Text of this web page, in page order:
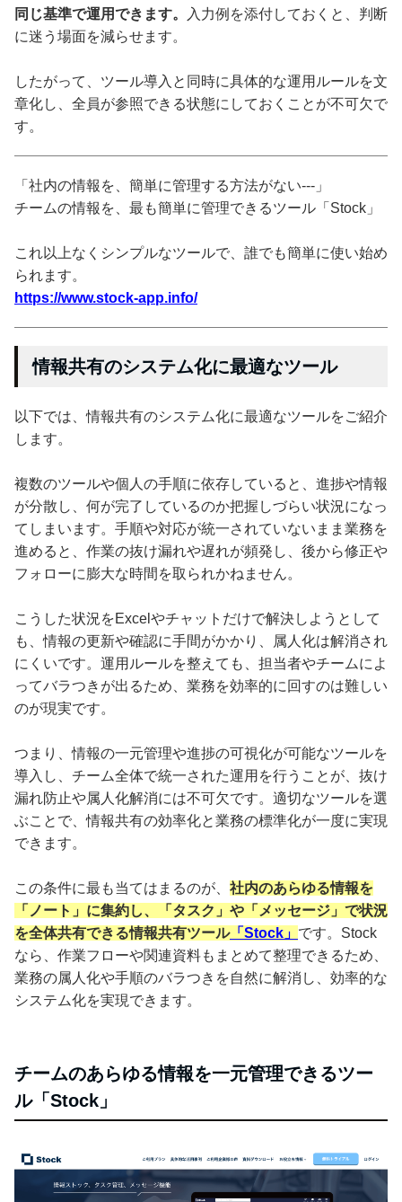
同じ基準で運用できます。
入力例を添付しておくと、判断
に迷う場面を減らせます。
したがって、ツール導入と同時に具体的な運用ルールを文
章化し、全員が参照できる状態にしておくことが不可欠で
す。
「社内の情報を、簡単に管理する方法がない---」
チームの情報を、最も簡単に管理できるツール「Stock」
これ以上なくシンプルなツールで、誰でも簡単に使い始め
られます。
https://www.stock-app.info/
情報共有のシステム化に最適なツール
以下では、情報共有のシステム化に最適なツールをご紹介
します。
複数のツールや個人の手順に依存していると、進捗や情報
が分散し、何が完了しているのか把握しづらい状況になっ
てしまいます。手順や対応が統一されていないまま業務を
進めると、作業の抜け漏れや遅れが頻発し、後から修正や
フォローに膨大な時間を取られかねません。
こうした状況をExcelやチャットだけで解決しようとして
も、情報の更新や確認に手間がかかり、属人化は解消され
にくいです。運用ルールを整えても、担当者やチームによ
ってバラつきが出るため、業務を効率的に回すのは難しい
のが現実です。
つまり、情報の一元管理や進捗の可視化が可能なツールを
導入し、チーム全体で統一された運用を行うことが、抜け
漏れ防止や属人化解消には不可欠です。適切なツールを選
ぶことで、情報共有の効率化と業務の標準化が一度に実現
できます。
この条件に最も当てはまるのが、 社内のあらゆる情報を
「ノート」に集約し、「タスク」や「メッセージ」で状況
を全体共有できる情報共有ツール「Stock」 です。Stock
なら、作業フローや関連資料もまとめて整理できるため、
業務の属人化や手順のバラつきを自然に解消し、効率的な
システム化を実現できます。
チームのあらゆる情報を一元管理できるツー
ル「Stock」